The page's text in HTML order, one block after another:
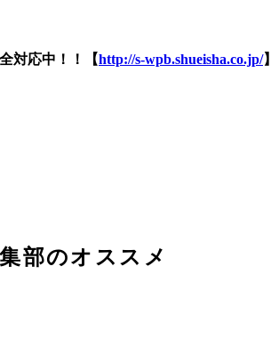
対応中！！【http://s-wpb.shueisha.co.jp/】
部のオススメ